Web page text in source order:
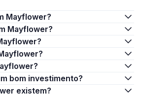
Mayflower?
Mayflower?
bom investimento?
existem?